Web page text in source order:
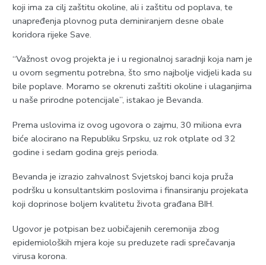
koji ima za cilj zaštitu okoline, ali i zaštitu od poplava, te
unapređenja plovnog puta deminiranjem desne obale
koridora rijeke Save.
“Važnost ovog projekta je i u regionalnoj saradnji koja nam je
u ovom segmentu potrebna, što smo najbolje vidjeli kada su
bile poplave. Moramo se okrenuti zaštiti okoline i ulaganjima
u naše prirodne potencijale”, istakao je Bevanda.
Prema uslovima iz ovog ugovora o zajmu, 30 miliona evra
biće alocirano na Republiku Srpsku, uz rok otplate od 32
godine i sedam godina grejs perioda.
Bevanda je izrazio zahvalnost Svjetskoj banci koja pruža
podršku u konsultantskim poslovima i finansiranju projekata
koji doprinose boljem kvalitetu života građana BIH.
Ugovor je potpisan bez uobičajenih ceremonija zbog
epidemioloških mjera koje su preduzete radi sprečavanja
virusa korona.